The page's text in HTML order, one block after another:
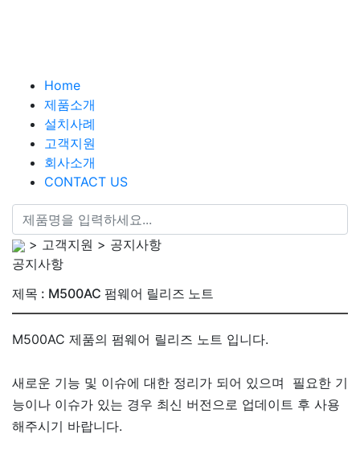
Home
제품소개
설치사례
고객지원
회사소개
CONTACT US
> 고객지원 > 공지사항
공지사항
제목 : M500AC 펌웨어 릴리즈 노트
M500AC 제품의 펌웨어 릴리즈 노트 입니다.
새로운 기능 및 이슈에 대한 정리가 되어 있으며 필요한 기
능이나 이슈가 있는 경우 최신 버전으로 업데이트 후 사용
해주시기 바랍니다.